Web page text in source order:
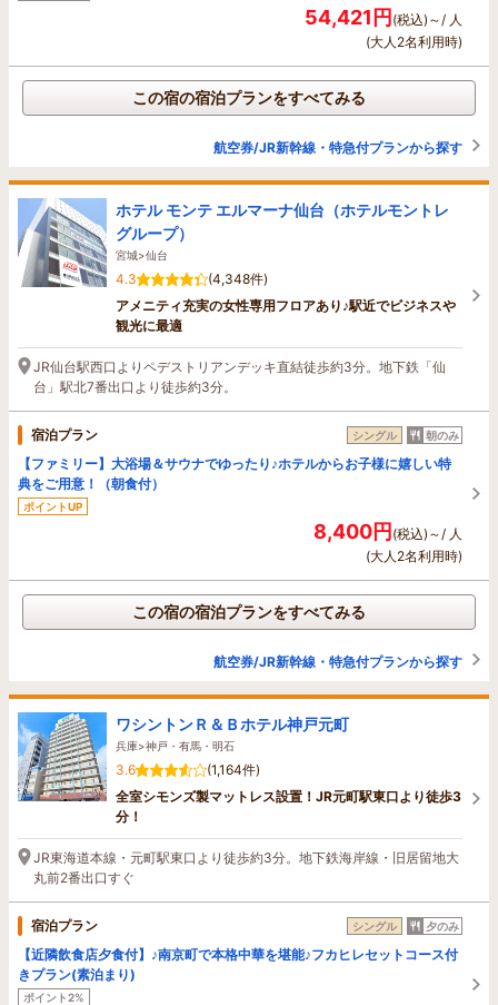
54,421円(税込)～/ 人
(大人2名利用時)
この宿の宿泊プランをすべてみる
航空券/JR新幹線・特急付プランから探す
ホテル モンテ エルマーナ仙台（ホテルモントレ
グループ）
宮城>仙台
4.3
(4,348件)
アメニティ充実の女性専用フロアあり♪駅近でビジネスや
観光に最適
JR仙台駅西口よりペデストリアンデッキ直結徒歩約3分。地下鉄「仙
台」駅北7番出口より徒歩約3分。
宿泊プラン シングル 朝のみ
【ファミリー】大浴場＆サウナでゆったり♪ホテルからお子様に嬉しい特
典をご用意！（朝食付）
ポイントUP
8,400円(税込)～/ 人
(大人2名利用時)
この宿の宿泊プランをすべてみる
航空券/JR新幹線・特急付プランから探す
ワシントンＲ＆Ｂホテル神戸元町
兵庫>神戸・有馬・明石
3.6
(1,164件)
全室シモンズ製マットレス設置！JR元町駅東口より徒歩3
分！
JR東海道本線・元町駅東口より徒歩約3分。地下鉄海岸線・旧居留地大
丸前2番出口すぐ
宿泊プラン シングル 夕のみ
【近隣飲食店夕食付】♪南京町で本格中華を堪能♪フカヒレセットコース付
きプラン(素泊まり)
ポイント2%